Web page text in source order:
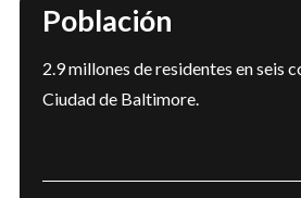
Población
2.9 millones de residentes en seis
Ciudad de Baltimore.